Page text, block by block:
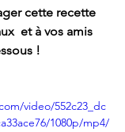
cette recette
et à vos amis
!
video/552c23_dc
1080p/mp4/